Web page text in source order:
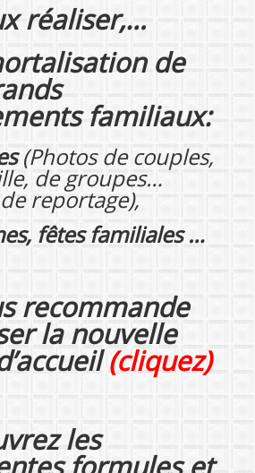
réaliser,…
de
familiaux:
(Photos de couples,
de groupes…
reportage),
fêtes familiales …
recommande
la nouvelle
(cliquez)
les